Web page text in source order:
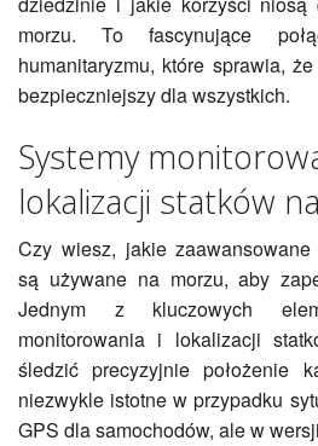
morzu. To fascynujące
humanitaryzmu, które sprawia,
bezpieczniejszy dla wszystkich.
Systemy
lokalizacji statków
Czy wiesz, jakie
są używane na morzu, aby
Jednym z kluczowych
monitorowania i lokalizacji
śledzić precyzyjnie położenie
niezwykle istotne w przypadku
GPS dla samochodów, ale w